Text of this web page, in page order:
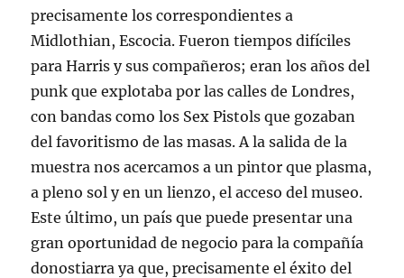
precisamente los correspondientes a
Midlothian, Escocia. Fueron tiempos difíciles
para Harris y sus compañeros; eran los años del
punk que explotaba por las calles de Londres,
con bandas como los Sex Pistols que gozaban
del favoritismo de las masas. A la salida de la
muestra nos acercamos a un pintor que plasma,
a pleno sol y en un lienzo, el acceso del museo.
Este último, un país que puede presentar una
gran oportunidad de negocio para la compañía
donostiarra ya que, precisamente el éxito del